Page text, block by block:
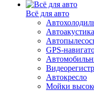
Всё для авто
Автоакустика
GPS-
Автокресло
Мойки